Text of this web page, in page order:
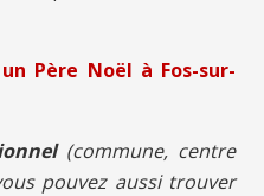
Père Noël à Fos-sur-
(commune, centre
pouvez aussi trouver